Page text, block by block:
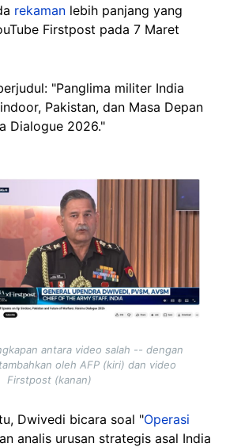
rekaman lebih panjang yang
Firstpost pada 7 Maret
"Panglima militer India
Pakistan, dan Masa Depan
Dialogue 2026."
antara video salah -- dengan
oleh AFP (kiri) dan video
Firstpost (kanan)
Dwivedi bicara soal "Operasi
analis urusan strategis asal India